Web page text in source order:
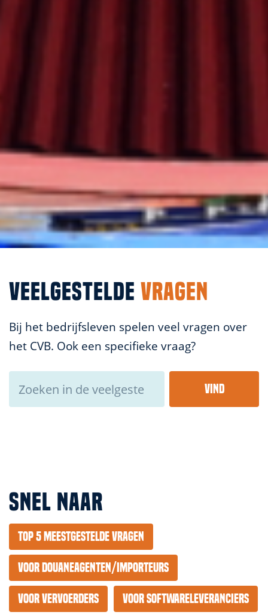
VEELGESTELDE VRAGEN
Bij het bedrijfsleven spelen veel vragen over
het CVB. Ook een specifieke vraag?
SNEL NAAR
Top 5 meestgestelde vragen
Voor douaneagenten/importeurs
Voor vervoerders Voor softwareleveranciers